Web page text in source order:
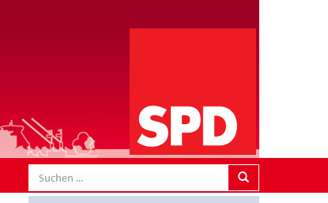
SEARCH